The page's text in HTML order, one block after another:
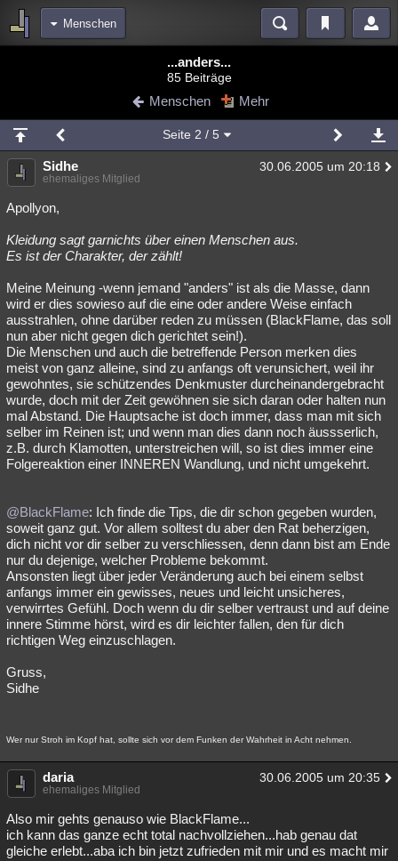
Menschen
Blogs
Chat Wiki Neuigkeiten
meine Rubriken
Menschen Mystery Kriminalfälle
Spiritualität
Natur Umfragen Unterhaltung
Philosophie Träume Orte Esoterik Literatur
Astronomie Helpdesk Gruppen Gaming Filme
Musik Clash Verbesserungen Allmystery English
Übersichten
Besucht Teilgenommen Alle Neue Geschlossen
Lesenswert Schlüsselwörter
...anders...
85 Beiträge
Menschen Mehr
Seite 2 / 5
Sidhe 30.06.2005 um 20:18
ehemaliges Mitglied
Apollyon,
Kleidung sagt garnichts über einen Menschen aus.
Es ist der Charakter, der zählt!
Meine Meinung -wenn jemand "anders" ist als die Masse, dann
wird er dies sowieso auf die eine oder andere Weise einfach
ausstrahlen, ohne darüber reden zu müssen (BlackFlame, das soll
nun aber nicht gegen dich gerichtet sein!).
Die Menschen und auch die betreffende Person merken dies
meist von ganz alleine, sind zu anfangs oft verunsichert, weil ihr
gewohntes, sie schützendes Denkmuster durcheinandergebracht
wurde, doch mit der Zeit gewöhnen sie sich daran oder halten nun
mal Abstand. Die Hauptsache ist doch immer, dass man mit sich
selber im Reinen ist; und wenn man dies dann noch äussserlich,
z.B. durch Klamotten, unterstreichen will, so ist dies immer eine
Folgereaktion einer INNEREN Wandlung, und nicht umgekehrt.
@BlackFlame: Ich finde die Tips, die dir schon gegeben wurden,
soweit ganz gut. Vor allem solltest du aber den Rat beherzigen,
dich nicht vor dir selber zu verschliessen, denn dann bist am Ende
nur du dejenige, welcher Probleme bekommt.
Ansonsten liegt über jeder Veränderung auch bei einem selbst
anfangs immer ein gewisses, neues und leicht unsicheres,
verwirrtes Gefühl. Doch wenn du dir selber vertraust und auf deine
innere Stimme hörst, wird es dir leichter fallen, den für dich
richtigen Weg einzuschlagen.
Gruss,
Sidhe
Wer nur Stroh im Kopf hat, sollte sich vor dem Funken der Wahrheit in Acht nehmen.
daria 30.06.2005 um 20:35
ehemaliges Mitglied
Also mir gehts genauso wie BlackFlame...
ich kann das ganze echt total nachvollziehen...hab genau dat
gleiche erlebt...aba ich bin jetzt zufrieden mit mir und es macht mir